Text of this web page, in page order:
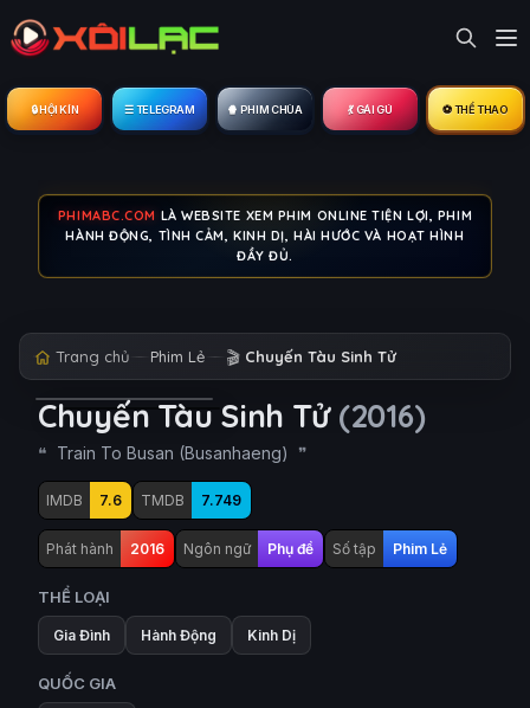
🔒︎ HỘI KÍN ☰ TELEGRAM 🍿 PHIM CHÙA 💃 GÁI GÚ ⚽ THỂ THAO
PHIMABC.COM LÀ WEBSITE XEM PHIM ONLINE TIỆN LỢI, PHIM
HÀNH ĐỘNG, TÌNH CẢM, KINH DỊ, HÀI HƯỚC VÀ HOẠT HÌNH
ĐẦY ĐỦ.
Trang chủ Phim Lẻ 🎬 Chuyến Tàu Sinh Tử
Chuyến Tàu Sinh Tử (2016)
Train To Busan (Busanhaeng)
IMDB 7.6 TMDB 7.749
Phát hành 2016 Ngôn ngữ Phụ đề Số tập Phim Lẻ
THỂ LOẠI
Gia Đình Hành Động Kinh Dị
QUỐC GIA